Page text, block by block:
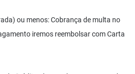
ou menos: Cobrança de multa no
iremos reembolsar com Carta